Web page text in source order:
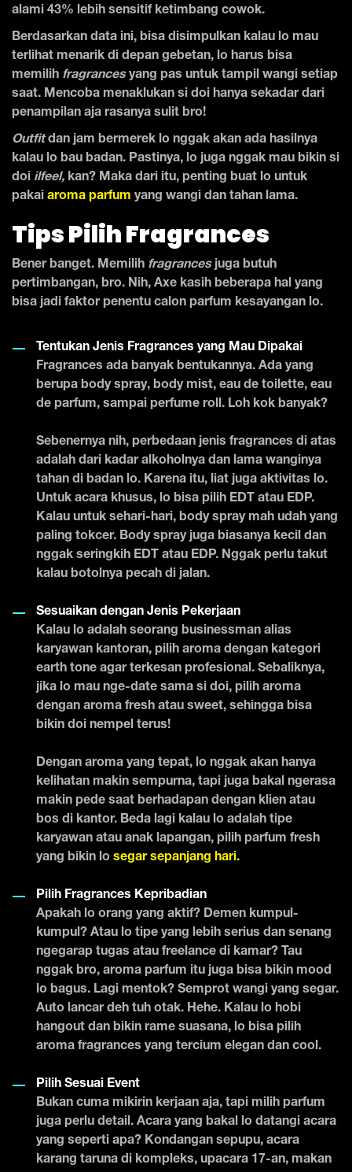
alami 43% lebih sensitif ketimbang cowok.
Berdasarkan data ini, bisa disimpulkan kalau lo mau
terlihat menarik di depan gebetan, lo harus bisa
memilih fragrancesyang pas untuk tampil wangi setiap
saat. Mencoba menaklukan si doi hanya sekadar dari
penampilan aja rasanya sulit bro!
Outfitdan jam bermerek lo nggak akan ada hasilnya
kalau lo bau badan. Pastinya, lo juga nggak mau bikin si
doi ilfeel, kan? Maka dari itu, penting buat lo untuk
pakai aroma parfum yang wangi dan tahan lama.
Tips Pilih Fragrances
Bener banget. Memilih fragrancesjuga butuh
pertimbangan, bro. Nih, Axe kasih beberapa hal yang
bisa jadi faktor penentu calon parfum kesayangan lo.
Tentukan Jenis Fragrances yang Mau Dipakai
Fragrances ada banyak bentukannya. Ada yang
berupa body spray, body mist, eau de toilette, eau
de parfum, sampai perfume roll. Loh kok banyak?
Sebenernya nih, perbedaan jenis fragrances di atas
adalah dari kadar alkoholnya dan lama wanginya
tahan di badan lo. Karena itu, liat juga aktivitas lo.
Untuk acara khusus, lo bisa pilih EDT atau EDP.
Kalau untuk sehari-hari, body spray mah udah yang
paling tokcer. Body spray juga biasanya kecil dan
nggak seringkih EDT atau EDP. Nggak perlu takut
kalau botolnya pecah di jalan.
Sesuaikan dengan Jenis Pekerjaan
Kalau lo adalah seorang businessman alias
karyawan kantoran, pilih aroma dengan kategori
earth tone agar terkesan profesional. Sebaliknya,
jika lo mau nge-date sama si doi, pilih aroma
dengan aroma fresh atau sweet, sehingga bisa
bikin doi nempel terus!
Dengan aroma yang tepat, lo nggak akan hanya
kelihatan makin sempurna, tapi juga bakal ngerasa
makin pede saat berhadapan dengan klien atau
bos di kantor. Beda lagi kalau lo adalah tipe
karyawan atau anak lapangan, pilih parfum fresh
yang bikin lo segar sepanjang hari.
Pilih Fragrances Kepribadian
Apakah lo orang yang aktif? Demen kumpul-
kumpul? Atau lo tipe yang lebih serius dan senang
ngegarap tugas atau freelance di kamar? Tau
nggak bro, aroma parfum itu juga bisa bikin mood
lo bagus. Lagi mentok? Semprot wangi yang segar.
Auto lancar deh tuh otak. Hehe. Kalau lo hobi
hangout dan bikin rame suasana, lo bisa pilih
aroma fragrances yang tercium elegan dan cool.
Pilih Sesuai Event
Bukan cuma mikirin kerjaan aja, tapi milih parfum
juga perlu detail. Acara yang bakal lo datangi acara
yang seperti apa? Kondangan sepupu, acara
karang taruna di kompleks, upacara 17-an, makan